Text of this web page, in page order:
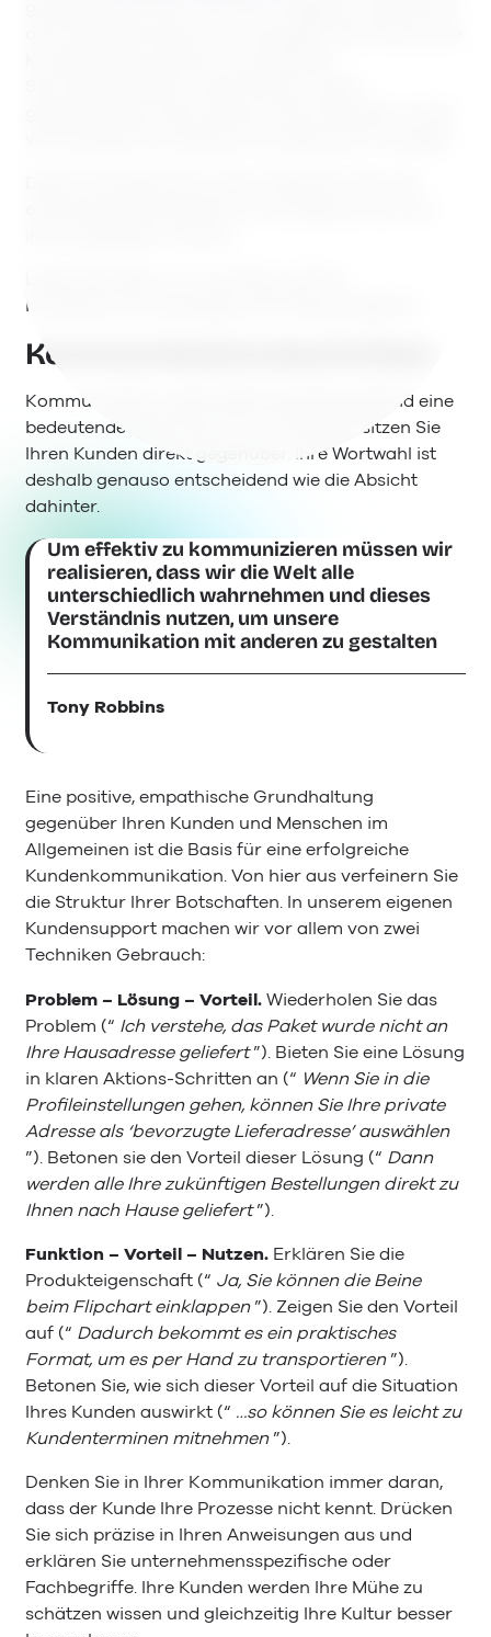
Kundenservice-Strategie auf Erfolg auslegt ist.
Kommunikationstechniken
Kommunikation spielt abteilungsübergreifend eine
bedeutende Rolle. Doch nur im Support sitzen Sie
Ihren Kunden direkt gegenüber. Ihre Wortwahl ist
deshalb genauso entscheidend wie die Absicht
dahinter.
Um effektiv zu kommunizieren müssen wir
realisieren, dass wir die Welt alle
unterschiedlich wahrnehmen und dieses
Verständnis nutzen, um unsere
Kommunikation mit anderen zu gestalten
Tony Robbins
Eine positive, empathische Grundhaltung
gegenüber Ihren Kunden und Menschen im
Allgemeinen ist die Basis für eine erfolgreiche
Kundenkommunikation. Von hier aus verfeinern Sie
die Struktur Ihrer Botschaften. In unserem eigenen
Kundensupport machen wir vor allem von zwei
Techniken Gebrauch:
Problem – Lösung – Vorteil.Wiederholen Sie das
Problem (“ Ich verstehe, das Paket wurde nicht an
Ihre Hausadresse geliefert”). Bieten Sie eine Lösung
in klaren Aktions-Schritten an (“ Wenn Sie in die
Profileinstellungen gehen, können Sie Ihre private
Adresse als ‘bevorzugte Lieferadresse’ auswählen
”). Betonen sie den Vorteil dieser Lösung (“ Dann
werden alle Ihre zukünftigen Bestellungen direkt zu
Ihnen nach Hause geliefert”).
Funktion – Vorteil – Nutzen. Erklären Sie die
Produkteigenschaft (“ Ja, Sie können die Beine
beim Flipchart einklappen”). Zeigen Sie den Vorteil
auf (“ Dadurch bekommt es ein praktisches
Format, um es per Hand zu transportieren”).
Betonen Sie, wie sich dieser Vorteil auf die Situation
Ihres Kunden auswirkt (“ …so können Sie es leicht zu
Kundenterminen mitnehmen”).
Denken Sie in Ihrer Kommunikation immer daran,
dass der Kunde Ihre Prozesse nicht kennt. Drücken
Sie sich präzise in Ihren Anweisungen aus und
erklären Sie unternehmensspezifische oder
Fachbegriffe. Ihre Kunden werden Ihre Mühe zu
schätzen wissen und gleichzeitig Ihre Kultur besser